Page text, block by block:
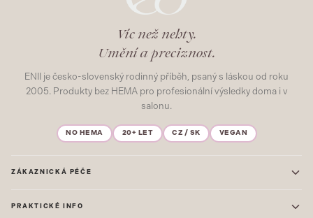
Víc než nehty.
Umění a preciznost.
ENII je česko-slovenský rodinný příběh, psaný s láskou od roku
2005. Produkty bez HEMA pro profesionální výsledky doma i v
salonu.
NO HEMA 20+ LET CZ / SK VEGAN
ZÁKAZNICKÁ PÉČE
Časté dotazy
PRAKTICKÉ INFO